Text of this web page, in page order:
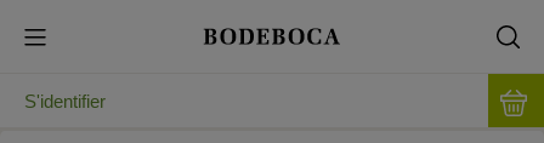
S'identifier